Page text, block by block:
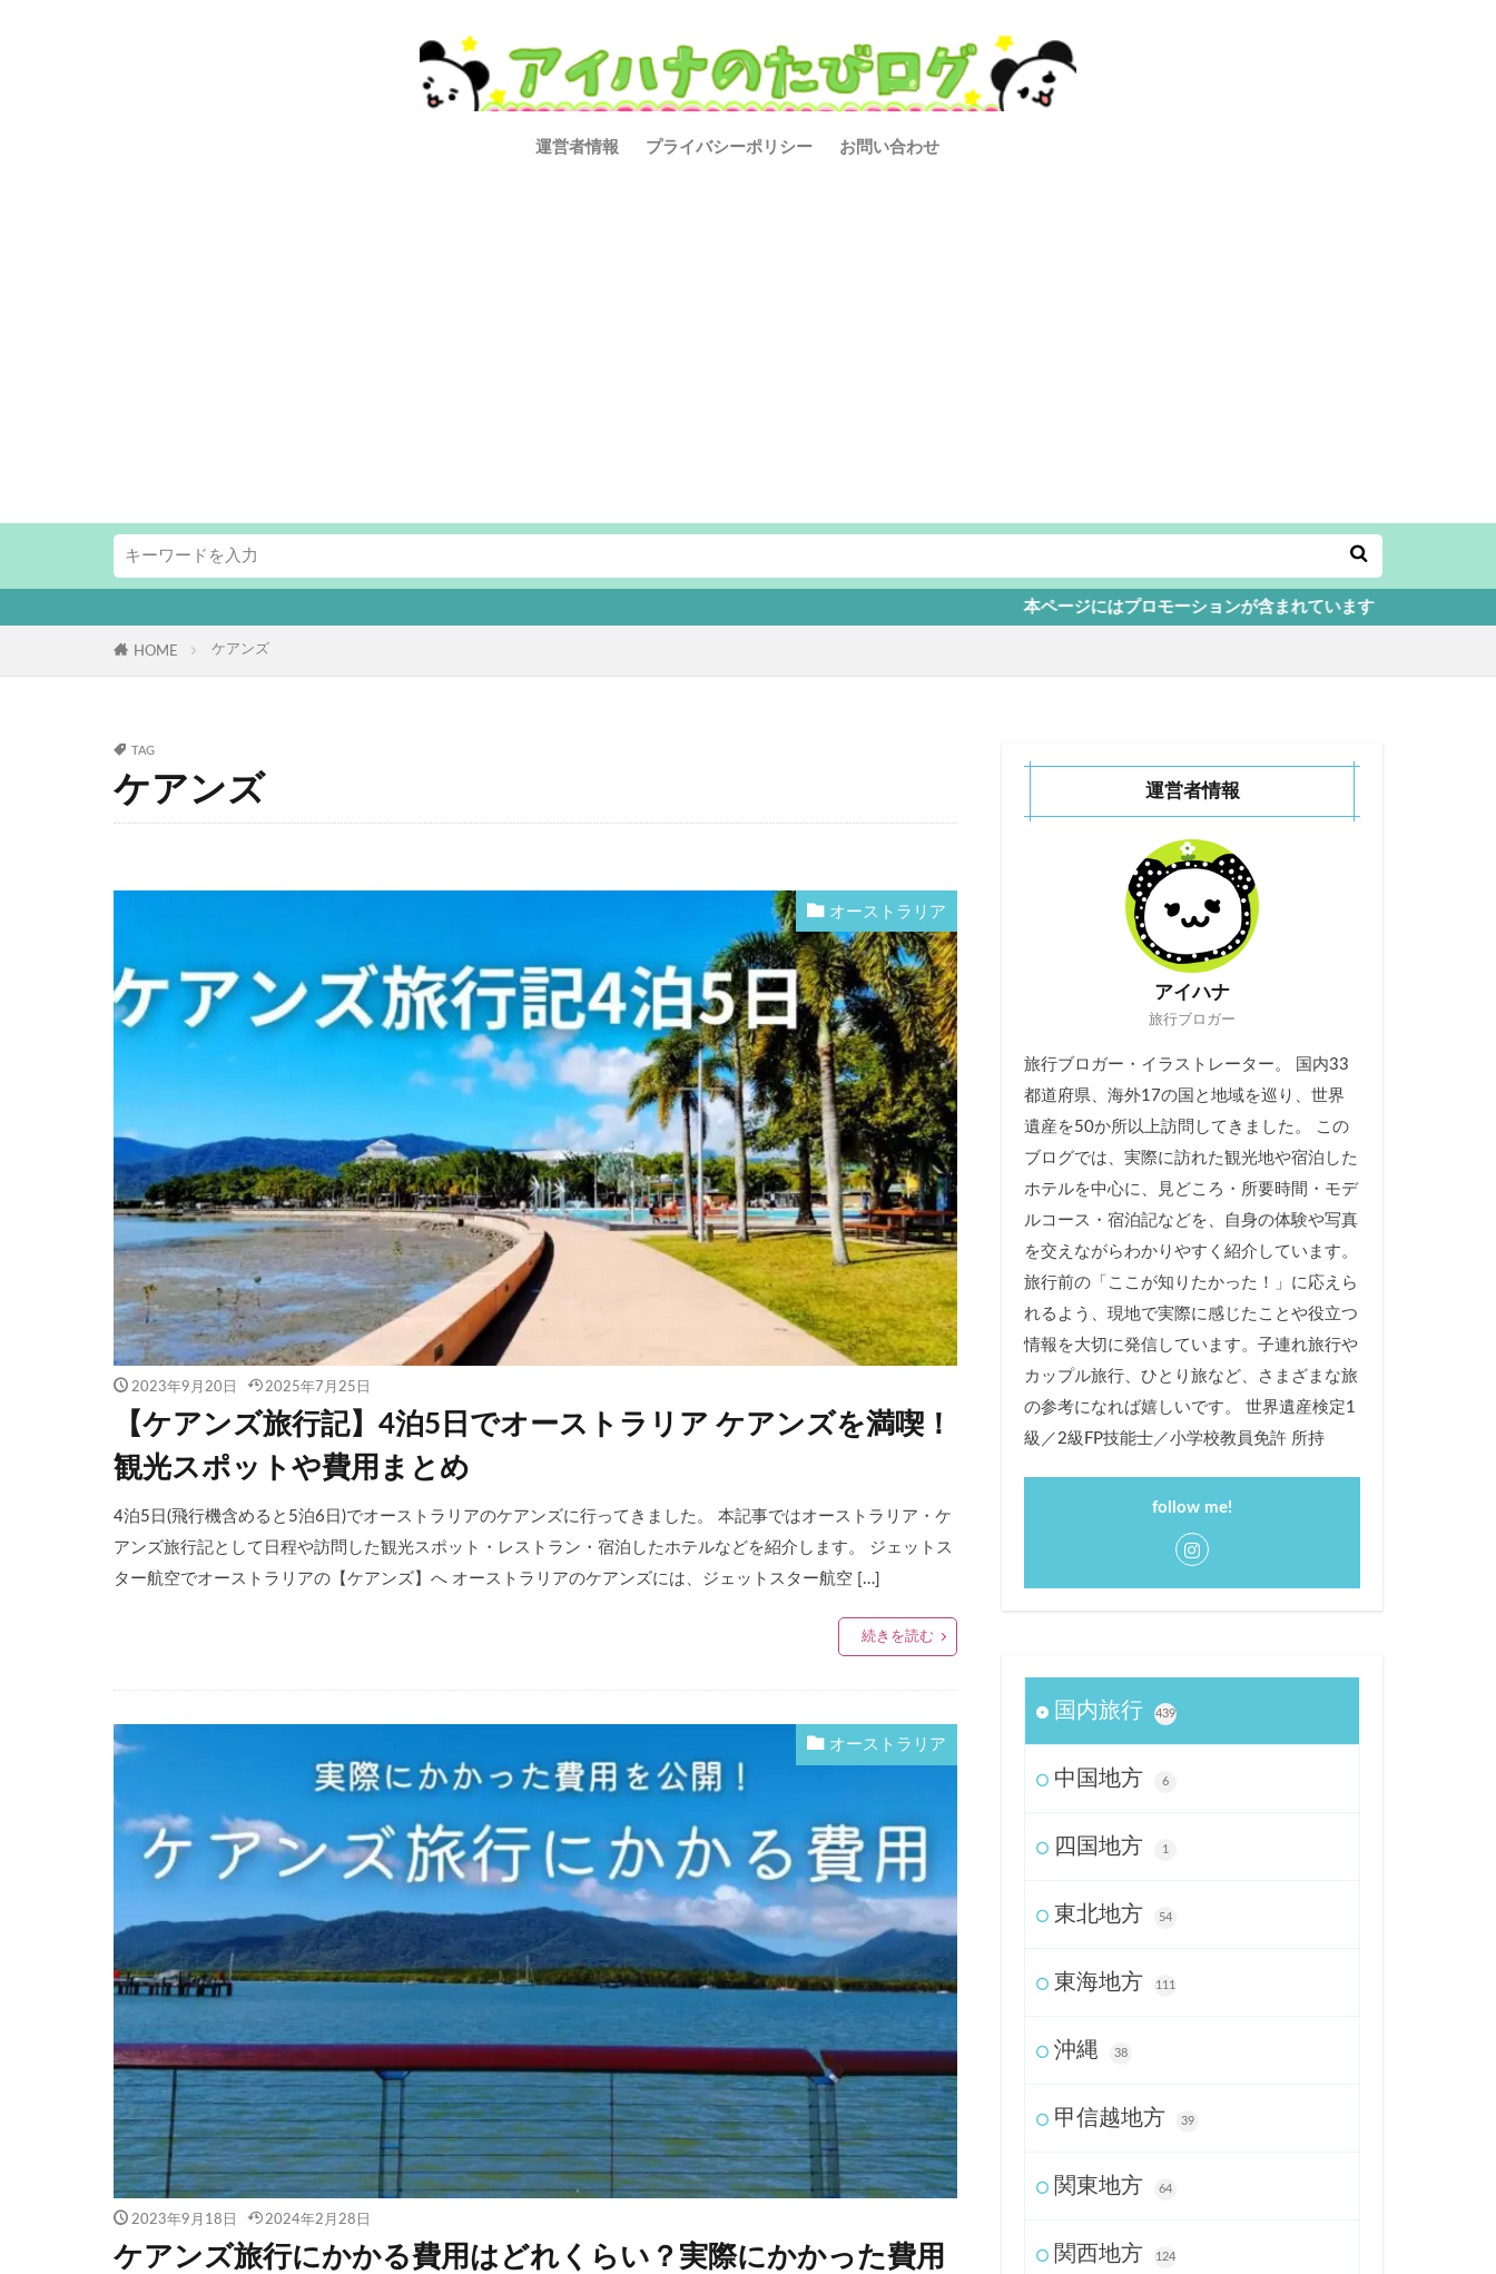
運営者情報 プライバシーポリシー お問い合わせ
本ページにはプロモーションが含まれています
HOME ケアンズ
TAG
ケアンズ
オーストラリア
2023年9月20日 2025年7月25日
【ケアンズ旅行記】4泊5日でオーストラリア ケアンズを満喫！
観光スポットや費用まとめ
4泊5日(飛行機含めると5泊6日)でオーストラリアのケアンズに行ってきました。 本記事ではオーストラリア・ケ
アンズ旅行記として日程や訪問した観光スポット・レストラン・宿泊したホテルなどを紹介します。 ジェットス
ター航空でオーストラリアの【ケアンズ】へ オーストラリアのケアンズには、ジェットスター航空 […]
続きを読む
オーストラリア
2023年9月18日 2024年2月28日
ケアンズ旅行にかかる費用はどれくらい？実際にかかった費用
運営者情報
アイハナ
旅行ブロガー
旅行ブロガー・イラストレーター。 国内33
都道府県、海外17の国と地域を巡り、世界
遺産を50か所以上訪問してきました。 この
ブログでは、実際に訪れた観光地や宿泊した
ホテルを中心に、見どころ・所要時間・モデ
ルコース・宿泊記などを、自身の体験や写真
を交えながらわかりやすく紹介しています。
旅行前の「ここが知りたかった！」に応えら
れるよう、現地で実際に感じたことや役立つ
情報を大切に発信しています。子連れ旅行や
カップル旅行、ひとり旅など、さまざまな旅
の参考になれば嬉しいです。 世界遺産検定1
級／2級FP技能士／小学校教員免許 所持
follow me!
国内旅行 439
中国地方 6
四国地方 1
東北地方 54
東海地方 111
沖縄 38
甲信越地方 39
関東地方 64
関西地方 124